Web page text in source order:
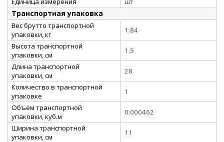
Транспортная упаковка
Вес брутто транспортной
упаковки, кг
1.84
Высота транспортной
упаковки, см
1.5
Длина транспортной
упаковки, см
28
Количество в транспортной
упаковке
1
Объём транспортной
упаковки, куб.м
0.000462
Ширина транспортной
упаковки, см
11